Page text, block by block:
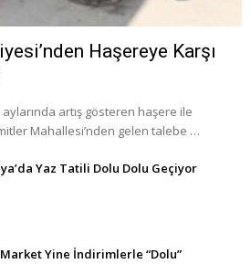
Haşereye Karşı
artış gösteren haşere ile
Mahallesi’nden gelen talebe …
Yaz Tatili Dolu Dolu Geçiyor
Yine İndirimlerle “Dolu”